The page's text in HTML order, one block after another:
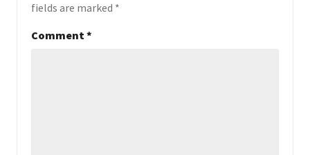
fields are marked *
Comment*